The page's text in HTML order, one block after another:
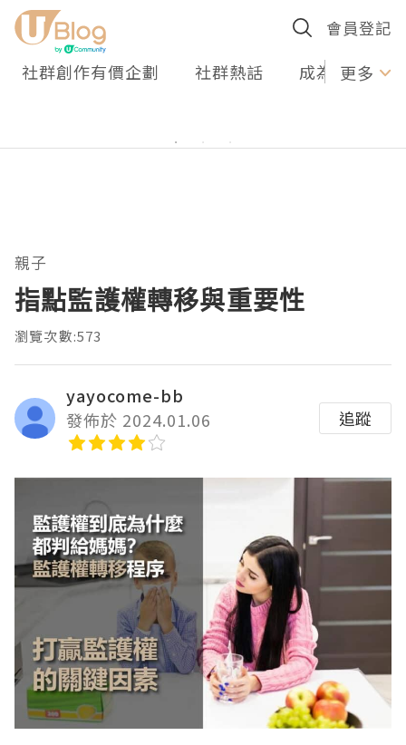
會員登記
社群創作有價企劃 社群熱話 成為U更多
親子
指點監護權轉移與重要性
瀏覽次數:573
yayocome-bb
發佈於 2024.01.06
追蹤